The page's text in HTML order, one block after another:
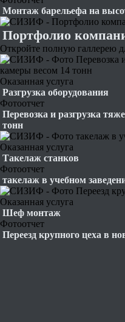
Монтаж барельефа на
Портфолио
Откройте полную галлерею
Оказанная услуга
Разгрузка оборудования
Фотоотчет
Перевозка и разгрузка
тонн
Оказанная услуга
Такелаж станков
Фотоотчет
такелаж в учебном
Оказанная услуга
Шеф монтаж
Фотоотчет
Переезд крупного цеха в